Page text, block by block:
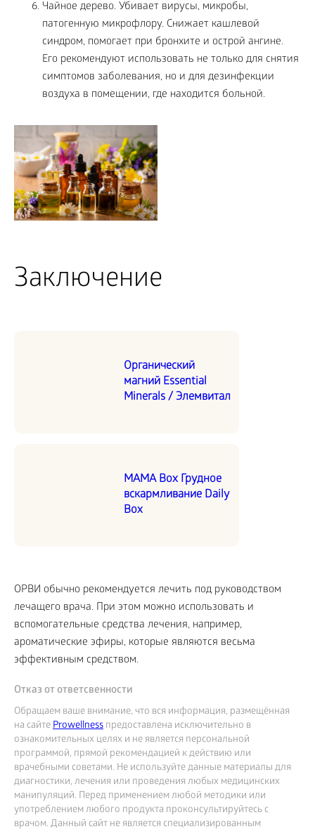
Чайное дерево. Убивает вирусы, микробы,
патогенную микрофлору. Снижает кашлевой
синдром, помогает при бронхите и острой ангине.
Его рекомендуют использовать не только для снятия
симптомов заболевания, но и для дезинфекции
воздуха в помещении, где находится больной.
Заключение
Органический
магний Essential
Minerals / Элемвитал
MAMA Box Грудное
вскармливание Daily
Box
ОРВИ обычно рекомендуется лечить под руководством
лечащего врача. При этом можно использовать и
вспомогательные средства лечения, например,
ароматические эфиры, которые являются весьма
эффективным средством.
Отказ от ответсвенности
Обращаем ваше внимание, что вся информация, размещённая
на сайтеProwellness предоставлена исключительно в
ознакомительных целях и не является персональной
программой, прямой рекомендацией к действию или
врачебными советами. Не используйте данные материалы для
диагностики, лечения или проведения любых медицинских
манипуляций. Перед применением любой методики или
употреблением любого продукта проконсультируйтесь с
врачом. Данный сайт не является специализированным